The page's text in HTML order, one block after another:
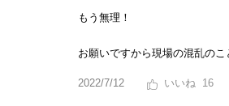
もう無理！
お願いですから現場の混乱のこ
2022/7/12 16